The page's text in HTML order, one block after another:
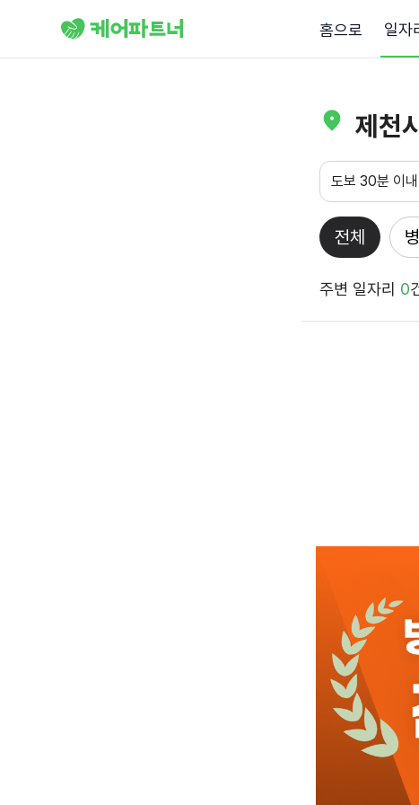
홈으로 일자
제천
도보 30분 이내
전체
주변 일자리 0